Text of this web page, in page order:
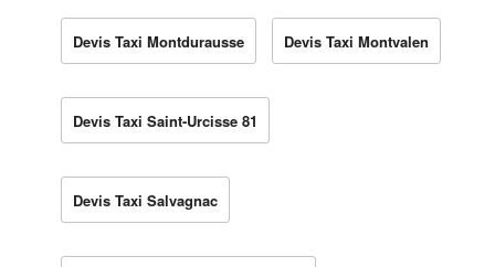
Devis Taxi Montdurausse Devis Taxi Montvalen
Devis Taxi Saint-Urcisse 81
Devis Taxi Salvagnac